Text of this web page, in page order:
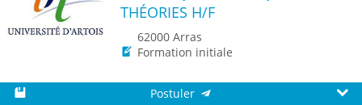
THÉORIES H/F
62000 Arras
Formation initiale
Postuler